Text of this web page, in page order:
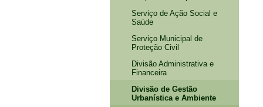
Serviço de Ação Social e
Saúde
Serviço Municipal de
Proteção Civil
Divisão Administrativa e
Financeira
Divisão de Gestão
Urbanística e Ambiente